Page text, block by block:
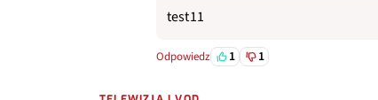
test11
Odpowiedz 1 1